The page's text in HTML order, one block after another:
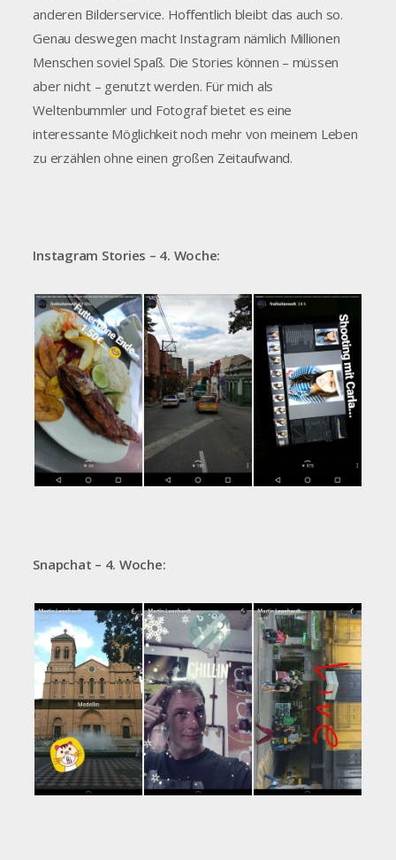
anderen Bilderservice. Hoffentlich bleibt das auch so.
Genau deswegen macht Instagram nämlich Millionen
Menschen soviel Spaß. Die Stories können – müssen
aber nicht – genutzt werden. Für mich als
Weltenbummler und Fotograf bietet es eine
interessante Möglichkeit noch mehr von meinem Leben
zu erzählen ohne einen großen Zeitaufwand.
Instagram Stories – 4. Woche:
Snapchat – 4. Woche: